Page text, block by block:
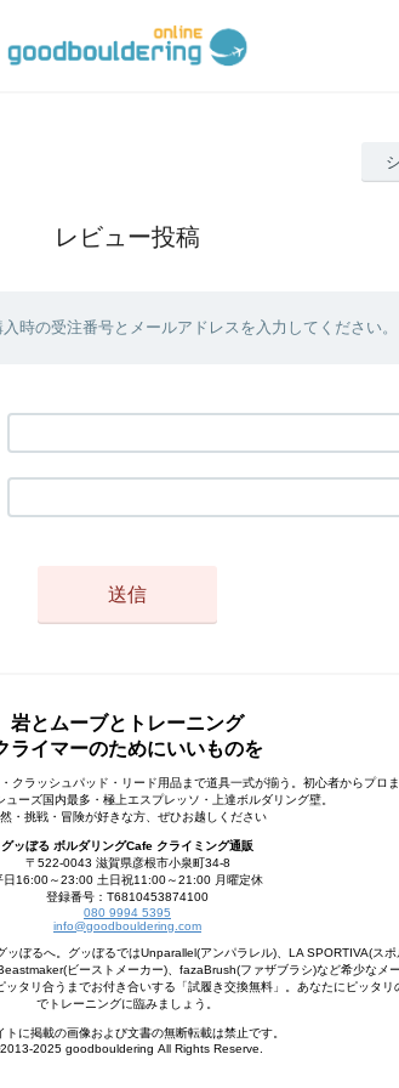
レビュー投稿
時の受注番号とメールアドレスを入力してください。
岩とムーブとトレーニング
ライマーのためにいいものを
クラッシュパッド・リード用品まで道具一式が揃う。初心者からプロ
ューズ国内最多・極上エスプレッソ・上達ボルダリング壁。
・挑戦・冒険が好きな方、ぜひお越しください
グッぼる ボルダリングCafe クライミング通販
〒522-0043 滋賀県彦根市小泉町34-8
日16:00～23:00 土日祝11:00～21:00 月曜定休
登録番号：T6810453874100
080 9994 5395
info@goodbouldering.com
ぼるへ。グッぼるではUnparallel(アンパラレル)、LA SPORTIVA(ス
ビーストメーカー)、fazaBrush(ファザブラシ)など希少なメ
タリ合うまでお付き合いする「試履き交換無料」。あなたにピッタリ
でトレーニングに臨みましょう。
トに掲載の画像および文書の無断転載は禁止です。
2025 goodbouldering All Rights Reserve.